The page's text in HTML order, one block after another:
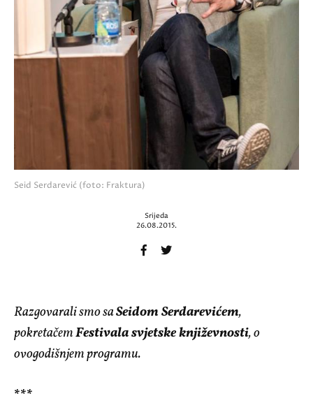
Seid Serdarević (foto: Fraktura)
Srijeda
26.08.2015.
Razgovarali smo saSeidom Serdarevićem,
pokretačemFestivala svjetske književnosti, o
ovogodišnjem programu.
***